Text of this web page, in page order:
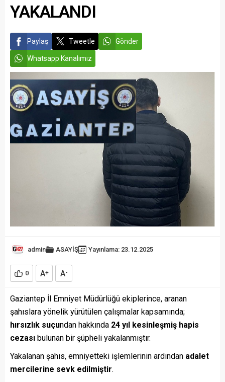
YAKALANDI
Paylaş Tweetle Gönder
Whatsapp Kanalımız
admin ASAYİŞ Yayınlama: 23.12.2025
0 A+ A-
Gaziantep İl Emniyet Müdürlüğü ekiplerince, aranan
şahıslara yönelik yürütülen çalışmalar kapsamında;
hırsızlık suçundan hakkında 24 yıl kesinleşmiş hapis
cezası bulunan bir şüpheli yakalanmıştır.
Yakalanan şahıs, emniyetteki işlemlerinin ardından adalet
mercilerine sevk edilmiştir.